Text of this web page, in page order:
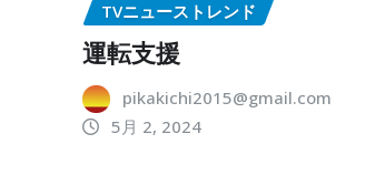
TVニューストレンド
運転支援
pikakichi2015@gmail.com
5月 2, 2024